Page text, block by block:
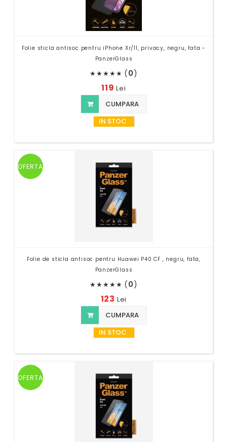
Folie sticla antisoc pentru iPhone Xr/11, privacy, negru, fata -
PanzerGlass
★★★★★ (0)
119Lei
CUMPARA
IN STOC
OFERTA
Folie de sticla antisoc pentru Huawei P40 CF , negru, fata,
PanzerGlass
★★★★★ (0)
123 Lei
CUMPARA
IN STOC
OFERTA